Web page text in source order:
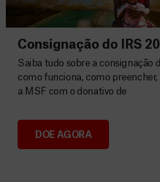
Consignação do IRS
Consignação do IRS
Saiba tudo sobre a consignação
como funciona, como
a MSF com o donativo de
DOE AGORA